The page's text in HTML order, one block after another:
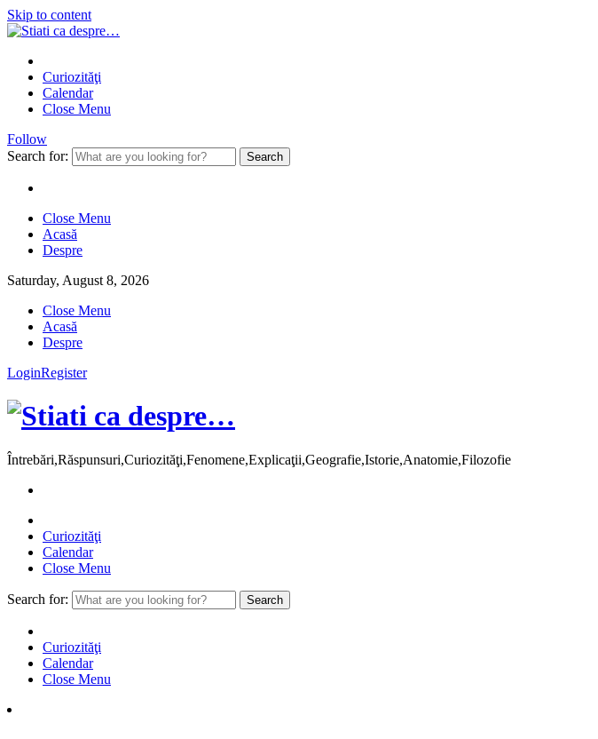
Skip to content
Curiozităţi
Calendar
Close Menu
Follow
Search for:
Close Menu
Acasă
Despre
Saturday, August 8, 2026
Close Menu
Acasă
Despre
LoginRegister
Întrebări,Răspunsuri,Curiozităţi,Fenomene,Explicaţii,Geografie,Istorie,Anatomie,Filozofie
Curiozităţi
Calendar
Close Menu
Search for:
Curiozităţi
Calendar
Close Menu